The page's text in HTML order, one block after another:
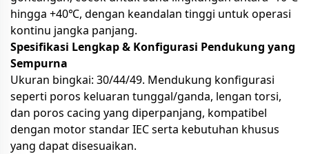
hingga +40℃, dengan keandalan tinggi untuk operasi
kontinu jangka panjang.
Spesifikasi Lengkap & Konfigurasi Pendukung yang
Sempurna
Ukuran bingkai: 30/44/49. Mendukung konfigurasi
seperti poros keluaran tunggal/ganda, lengan torsi,
dan poros cacing yang diperpanjang, kompatibel
dengan motor standar IEC serta kebutuhan khusus
yang dapat disesuaikan.